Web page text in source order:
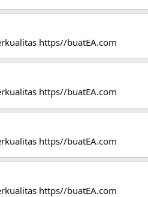
https//buatEA.com
https//buatEA.com
https//buatEA.com
https//buatEA.com